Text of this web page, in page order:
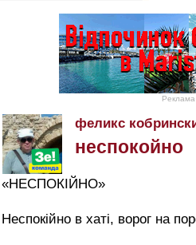
Реклама
феликс
неспокойно
«НЕСПОКІЙНО»
Неспокійно в хаті, ворог на